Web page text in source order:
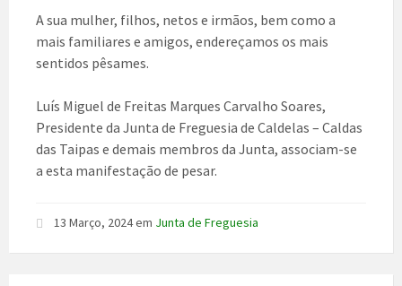
A sua mulher, filhos, netos e irmãos, bem como a
mais familiares e amigos, endereçamos os mais
sentidos pêsames.
Luís Miguel de Freitas Marques Carvalho Soares,
Presidente da Junta de Freguesia de Caldelas – Caldas
das Taipas e demais membros da Junta, associam-se
a esta manifestação de pesar.
13 Março, 2024em Junta de Freguesia